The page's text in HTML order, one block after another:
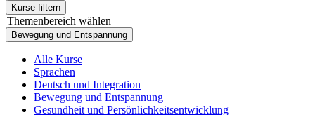
Kurse filtern
Themenbereich wählen
Bewegung und Entspannung
Alle Kurse
Sprachen
Deutsch und Integration
Bewegung und Entspannung
Gesundheit und Persönlichkeitsentwicklung